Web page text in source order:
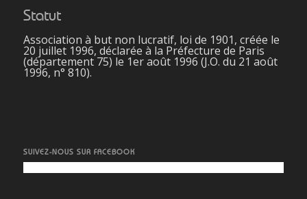
Statut
Association à but non lucratif, loi de 1901, créée le
20 juillet 1996, déclarée à la Préfecture de Paris
(département 75) le 1er août 1996 (J.O. du 21 août
1996, n° 810).
SUIVEZ-NOUS SUR FACEBOOK